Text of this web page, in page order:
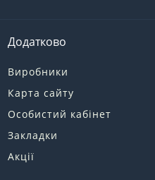
Додатково
Виробники
Карта сайту
Особистий кабінет
Закладки
Акції